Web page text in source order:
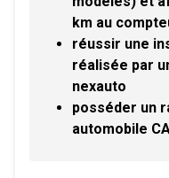
km au
réussir une
réalisée par
nexauto
posséder un
automobile